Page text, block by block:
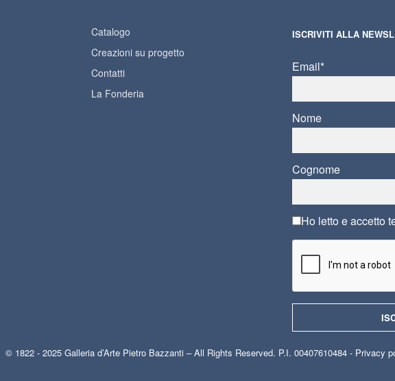
Catalogo
Creazioni su progetto
Contatti
La Fonderia
ISCRIVITI ALLA
Email*
Nome
Cognome
Ho letto e accetto
© 1822 - 2025 Galleria d’Arte Pietro Bazzanti – All Rights Reserved. P.I. 00407610484 - Privacy